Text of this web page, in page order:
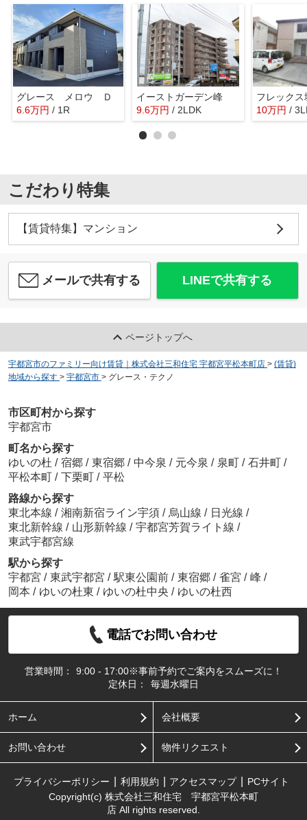
グレース メロウ Ｄ
6.6万円 / 1R
イーストガーデン峰
9.6万円 / 2LDK
フレックス
10万円 /
こだわり特集
【賃貸特集】マンション
メールで共有する LINEで共有する
ページトップへ
宇都宮市のファミリー向け賃貸｜株式会社三和住宅 宇都宮平松本町店 > (賃貸)
地域から探す > 宇都宮市 > グレース・テクノ
市区町村から探す
宇都宮市
町名から探す
ゆいの杜 / 宿郷 / 東宿郷 / 中今泉 / 元今泉 / 泉町 / 石井町 /
平松本町 / 下栗町 / 平松
路線から探す
東北本線 / 湘南新宿ライン宇須 / 烏山線 / 日光線 /
東北新幹線 / 山形新幹線 / 宇都宮芳賀ライト線 /
東武宇都宮線
駅から探す
宇都宮 / 東武宇都宮 / 駅東公園前 / 東宿郷 / 雀宮 / 峰 /
岡本 / ゆいの杜東 / ゆいの杜中央 / ゆいの杜西
電話でお問い合わせ
営業時間：
9:00 - 17:00※事前予約でご案内をスムーズに！
定休日：
毎週水曜日
ホーム 会社概要
お問い合わせ 物件リクエスト
プライバシーポリシー 利用規約 アクセスマップ
PCサイト
Copyright(c) 株式会社三和住宅 宇都宮平松本町
店 All rights reserved.